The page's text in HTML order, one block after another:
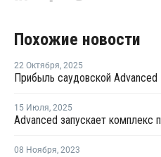
Похожие новости
22 Октября, 2025
15 Июля, 2025
08 Ноября, 2023